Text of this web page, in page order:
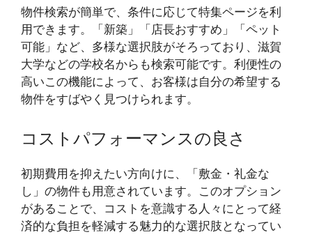
物件検索が簡単で、条件に応じて特集ページを利
用できます。「新築」「店長おすすめ」「ペット
可能」など、多様な選択肢がそろっており、滋賀
大学などの学校名からも検索可能です。利便性の
高いこの機能によって、お客様は自分の希望する
物件をすばやく見つけられます。
コストパフォーマンスの良さ
初期費用を抑えたい方向けに、「敷金・礼金な
し」の物件も用意されています。このオプション
があることで、コストを意識する人々にとって経
済的な負担を軽減する魅力的な選択肢となってい